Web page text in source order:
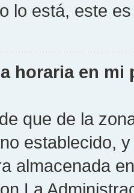
lo está, este
horaria en
que de la
establecido,
almacenada